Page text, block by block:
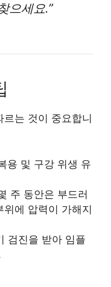
으세요.”
는 것이 중요합니
용 및 구강 위생 유
주 동안은 부드러
에 압력이 가해지
검진을 받아 임플